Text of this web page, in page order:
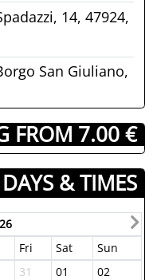
14, 47924,
San Giuliano,
FROM 7.00 €
DAYS & TIMES
Fri Sat
Sun
31 01
02